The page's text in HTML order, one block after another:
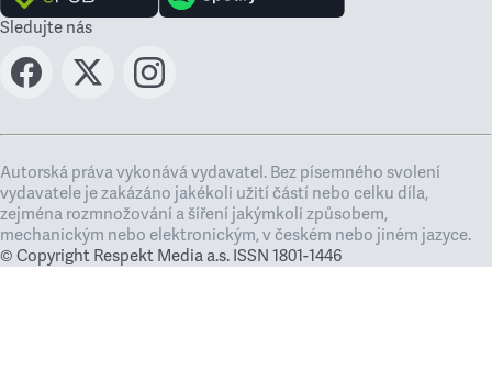
Sledujte nás
Autorská práva vykonává vydavatel. Bez písemného svolení
vydavatele je zakázáno jakékoli užití částí nebo celku díla,
zejména rozmnožování a šíření jakýmkoli způsobem,
mechanickým nebo elektronickým, v českém nebo jiném jazyce.
© Copyright Respekt Media a.s. ISSN 1801-1446